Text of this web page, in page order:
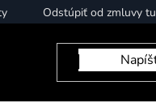
Odstúpiť od zmluvy tu